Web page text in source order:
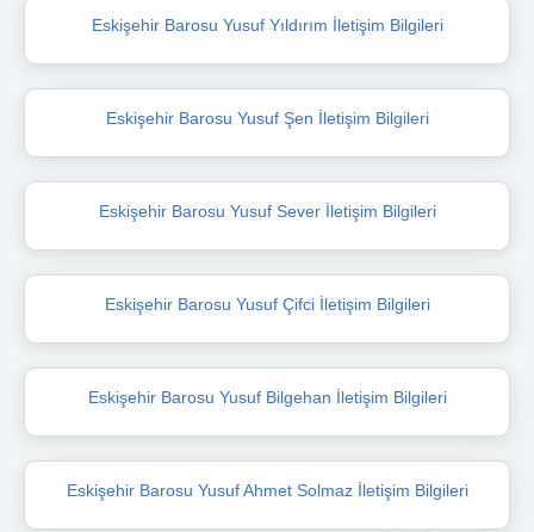
Eskişehir Barosu Yusuf Yıldırım İletişim Bilgileri
Eskişehir Barosu Yusuf Şen İletişim Bilgileri
Eskişehir Barosu Yusuf Sever İletişim Bilgileri
Eskişehir Barosu Yusuf Çifci İletişim Bilgileri
Eskişehir Barosu Yusuf Bilgehan İletişim Bilgileri
Eskişehir Barosu Yusuf Ahmet Solmaz İletişim Bilgileri